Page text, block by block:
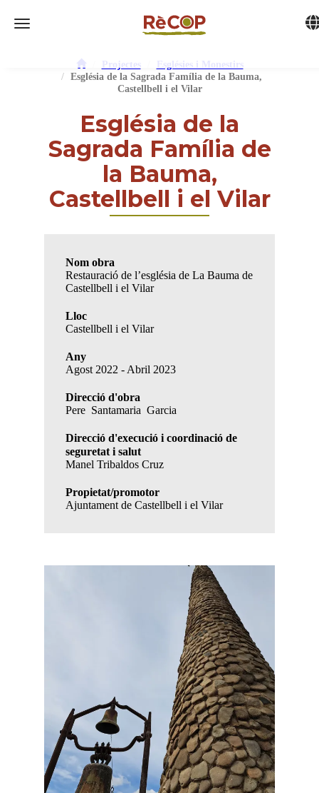
Toggle navigation
Projectes
Esglésies i Monestirs
Església de la Sagrada Família de la Bauma,
Castellbell i el Vilar
Església de la
Sagrada Família de
la Bauma,
Castellbell i el Vilar
Nom obra
Restauració de l’església de La Bauma de
Castellbell i el Vilar
Lloc
Castellbell i el Vilar
Any
Agost 2022 - Abril 2023
Direcció d'obra
Pere Santamaria Garcia
Direcció d'execució i coordinació de
seguretat i salut
Manel Tribaldos Cruz
Propietat/promotor
Ajuntament de Castellbell i el Vilar